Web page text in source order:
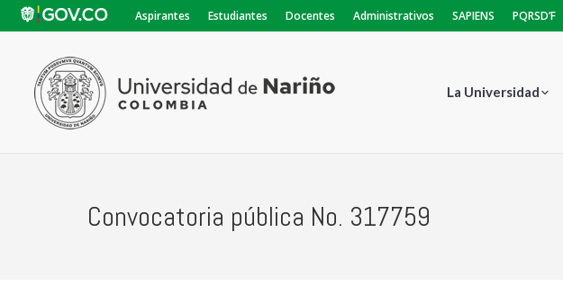
Aspirantes Estudiantes Docentes Administrativos SAPIENS PQRSD’F
La Universidad
Convocatoria pública No. 317759